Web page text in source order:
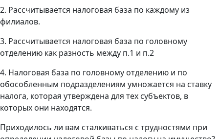
2. Рассчитывается налоговая база по каждому из
филиалов.
3. Рассчитывается налоговая база по головному
отделению как разность между п.1 и п.2
4. Налоговая база по головному отделению и по
обособленным подразделениям умножается на ставку
налога, которая утверждена для тех субъектов, в
которых они находятся.
Приходилось ли вам сталкиваться с трудностями при